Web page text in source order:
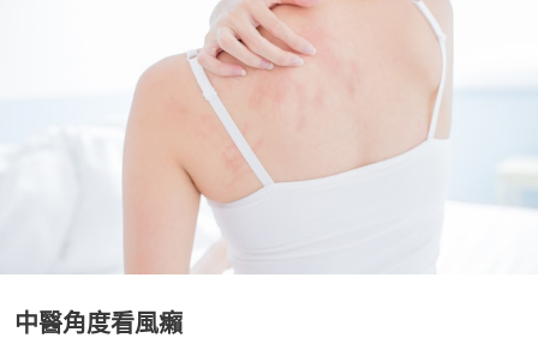
中醫角度看風癩